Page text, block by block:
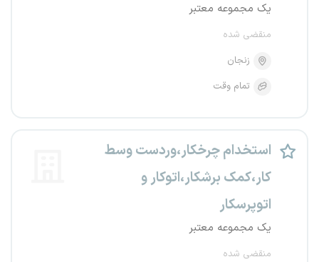
یک مجموعه معتبر
منقضی شده
زنجان
تمام وقت
استخدام چرخکار،وردست وسط
کار،کمک برشکار،اتوکار و
اتوپرسکار
یک مجموعه معتبر
منقضی شده